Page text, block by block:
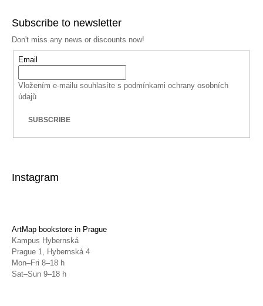
Subscribe to newsletter
Don't miss any news or discounts now!
Email
Vložením e-mailu souhlasíte s podmínkami ochrany osobních
údajů
SUBSCRIBE
Instagram
ArtMap bookstore in Prague
Kampus Hybernská
Prague 1, Hybernská 4
Mon–Fri 8–18 h
Sat–Sun 9–18 h